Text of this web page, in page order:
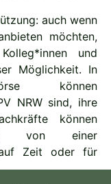
auch wenn
möchten,
und
Möglichkeit. In
können
NRW sind, ihre
können
von einer
Zeit oder für